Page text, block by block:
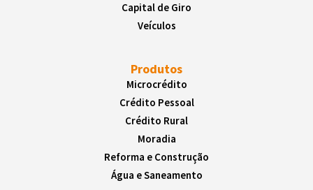
Capital de Giro
Veículos
Produtos
Microcrédito
Crédito Pessoal
Crédito Rural
Moradia
Reforma e Construção
Água e Saneamento